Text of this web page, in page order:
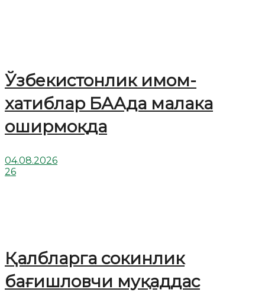
Ўзбекистонлик имом-
хатиблар БААда малака
оширмоқда
04.08.2026
26
Қалбларга сокинлик
бағишловчи муқаддас